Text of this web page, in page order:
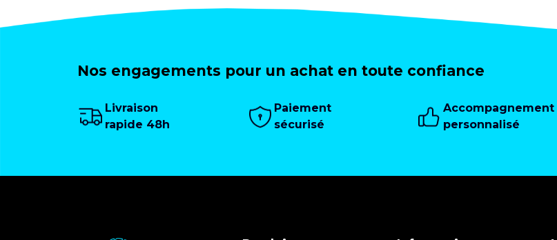
Nos engagements pour un achat en toute confiance
Livraison
rapide 48h
Paiement
sécurisé
Accompagnement
personnalisé